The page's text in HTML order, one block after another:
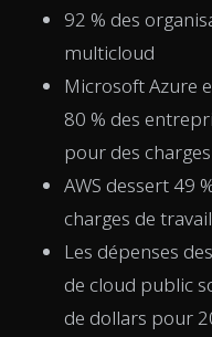
92 % des
multicloud
Microsoft Azure
80 % des
pour des
AWS dessert 49
charges de
Les dépenses
de cloud public
de dollars pour